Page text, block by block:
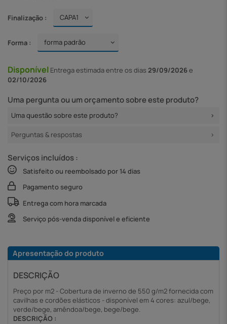
Finalização :
Forma :
Disponível Entregaestimada entre os dias 29/09/2026e
02/10/2026
Uma pergunta ou um orçamento sobre este produto?
Uma questão sobre este produto?
Perguntas & respostas
Serviços incluídos :
Satisfeito ou reembolsado por 14 dias
Pagamento seguro
Entrega com hora marcada
Serviço pós-venda disponível e eficiente
Apresentação do produto
DESCRIÇÃO
Preço por m2 - Cobertura de inverno de 550 g/m2 fornecida com
cavilhas e cordões elásticos - disponível em 4 cores: azul/bege,
verde/bege, amêndoa/bege, bege/bege.
DESCRIÇÃO :